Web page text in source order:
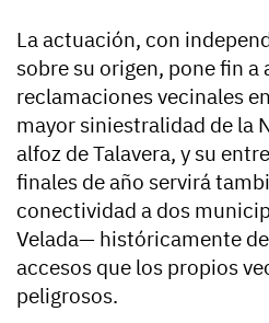
La actuación, con
sobre su origen, pone fin a
reclamaciones vecinales
mayor siniestralidad de la
alfoz de Talavera, y su
finales de año servirá
conectividad a dos
Velada— históricamente
accesos que los propios
peligrosos.